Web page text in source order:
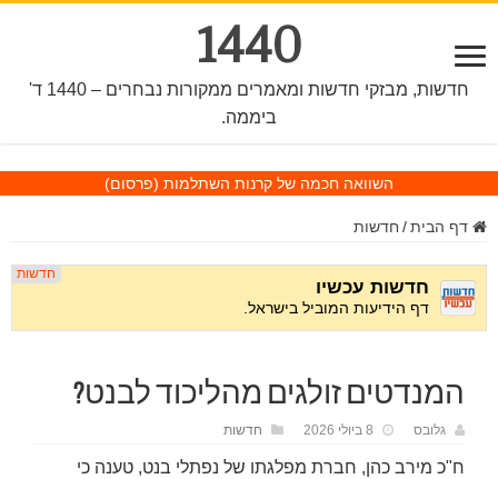
1440
חדשות, מבזקי חדשות ומאמרים ממקורות נבחרים – 1440 ד'
ביממה.
השוואה חכמה של קרנות השתלמות (פרסום)
דף הבית / חדשות
המנדטים זולגים מהליכוד לבנט?
גלובס 8 ביולי 2026 חדשות
ח"כ מירב כהן, חברת מפלגתו של נפתלי בנט, טענה כי